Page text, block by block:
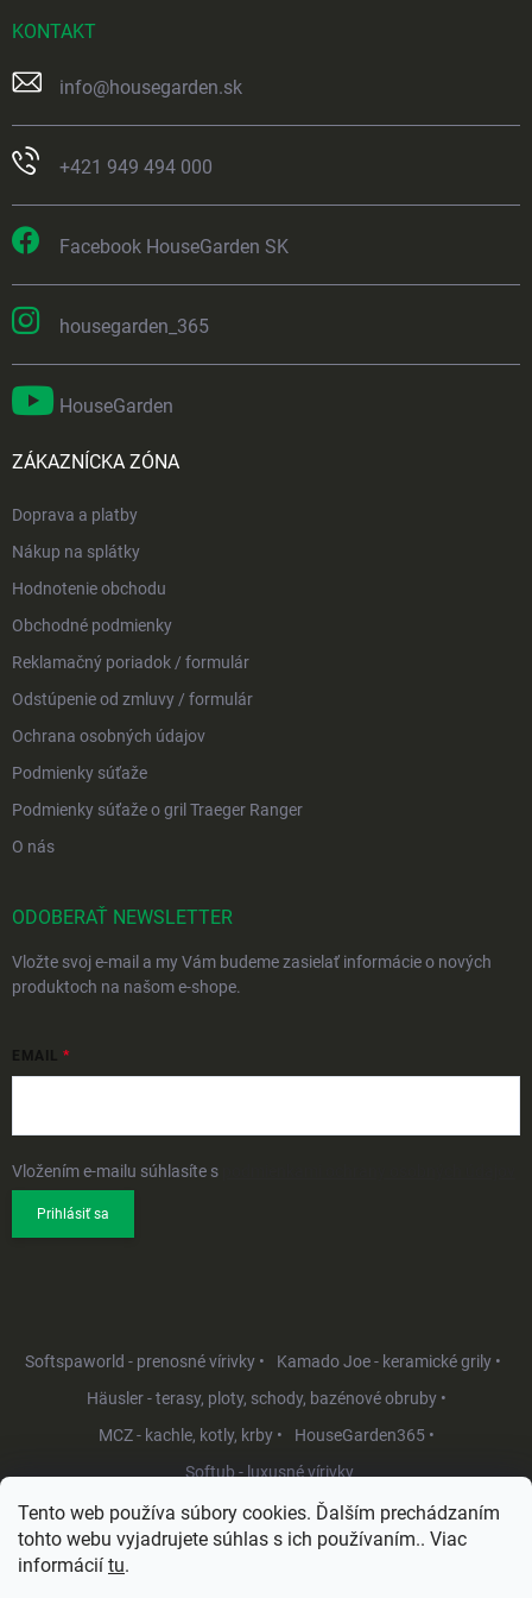
Tento web používa súbory cookies. Ďalším prechádzaním
tohto webu vyjadrujete súhlas s ich používaním.. Viac
informácií tu.
KONTAKT
info@housegarden.sk
+421 949 494 000
Facebook HouseGarden SK
housegarden_365
HouseGarden
ZÁKAZNÍCKA ZÓNA
Doprava a platby
Nákup na splátky
Hodnotenie obchodu
Obchodné podmienky
Reklamačný poriadok / formulár
Odstúpenie od zmluvy / formulár
Ochrana osobných údajov
Podmienky súťaže
Podmienky súťaže o gril Traeger Ranger
O nás
ODOBERAŤ NEWSLETTER
Vložte svoj e-mail a my Vám budeme zasielať informácie o nových
produktoch na našom e-shope.
EMAIL
Vložením e-mailu súhlasíte s
Prihlásiť sa
Softspaworld - prenosné vírivky •
Kamado Joe - keramické grily •
Häusler - terasy, ploty, schody, bazénové obruby •
MCZ - kachle, kotly, krby •
HouseGarden365 •
Softub - luxusné vírivky